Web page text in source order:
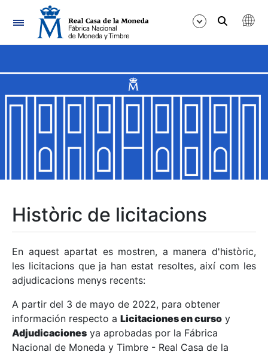
Navegació
Mostra/Amaga
Mostra/Amaga
Mostra/Amaga
Mostra/Amaga
Mostra/Amaga
Històric de licitacions
En aquest apartat es mostren, a manera d'històric,
les licitacions que ja han estat resoltes, així com les
adjudicacions menys recents:
A partir del 3 de mayo de 2022, para obtener
información respecto a Licitaciones en curso y
Adjudicaciones ya aprobadas por la Fábrica
Nacional de Moneda y Timbre - Real Casa de la